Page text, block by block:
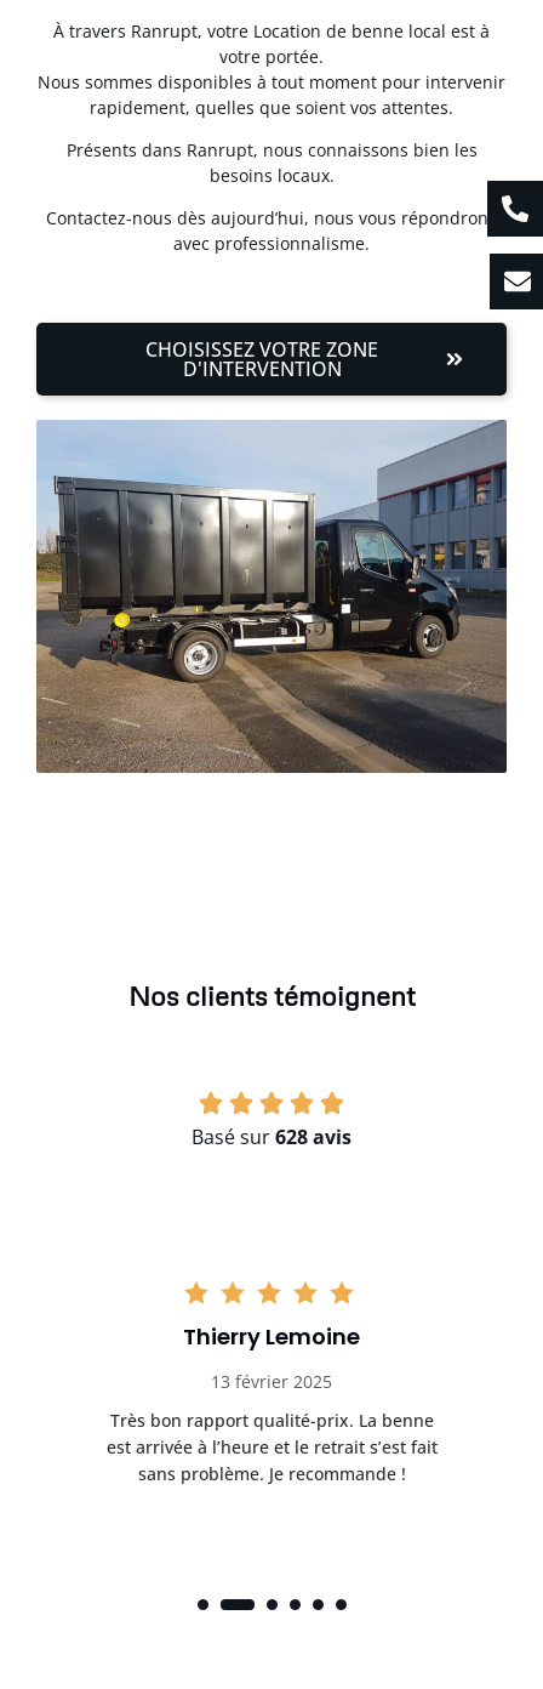
À travers Ranrupt, votre Location de benne local est à
votre portée.
Nous sommes disponibles à tout moment pour intervenir
rapidement, quelles que soient vos attentes.
Présents dans Ranrupt, nous connaissons bien les
besoins locaux.
Contactez-nous dès aujourd’hui, nous vous répondrons
avec professionnalisme.
CHOISISSEZ VOTRE ZONE
D'INTERVENTION
Nos clients témoignent
Basé sur628 avis
Thierry Lemoine
13 février 2025
Très bon rapport qualité-prix. La benne
est arrivée à l’heure et le retrait s’est fait
sans problème. Je recommande !